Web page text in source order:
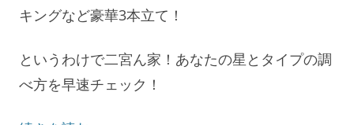
キングなど豪華3本立て！
というわけで二宮ん家！あなたの星とタイプの調
べ方を早速チェック！